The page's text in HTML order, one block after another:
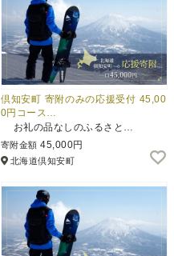
倶知安町 寄附のみの応援受付 45,00
0円コース…
お礼の品なしのふるさと…
寄附金額 45,000円
北海道倶知安町